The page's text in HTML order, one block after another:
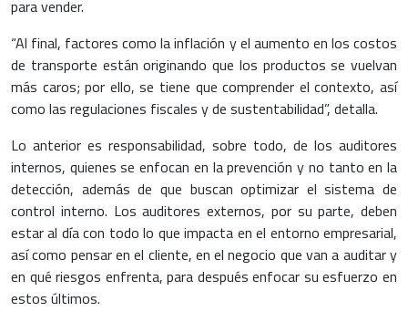
para vender.
“Al final, factores como la inflación y el aumento en los costos
de transporte están originando que los productos se vuelvan
más caros; por ello, se tiene que comprender el contexto, así
como las regulaciones fiscales y de sustentabilidad”, detalla.
Lo anterior es responsabilidad, sobre todo, de los auditores
internos, quienes se enfocan en la prevención y no tanto en la
detección, además de que buscan optimizar el sistema de
control interno. Los auditores externos, por su parte, deben
estar al día con todo lo que impacta en el entorno empresarial,
así como pensar en el cliente, en el negocio que van a auditar y
en qué riesgos enfrenta, para después enfocar su esfuerzo en
estos últimos.